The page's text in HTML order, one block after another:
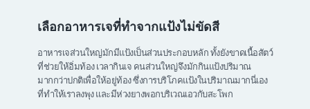
เลือกอาหารเจที่ทำจากแป้งไม่ขัดสี
อาหารเจส่วนใหญ่มักมีแป้งเป็นส่วนประกอบหลัก ทั้งยังขาดเนื้อสัตว์
ที่ช่วยให้อิ่มท้อง เวลากินเจ คนส่วนใหญ่จึงมักกินแป้งปริมาณ
มากกว่าปกติเพื่อให้อยู่ท้อง ซึ่งการบริโภคแป้งในปริมาณมากนี่เอง
ที่ทำให้เราลงพุง และมีห่วงยางพอกบริเวณเอวกับสะโพก